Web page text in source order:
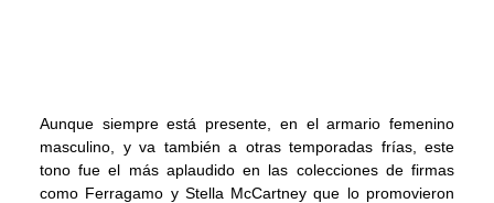
Aunque siempre está presente, en el armario femenino
masculino, y va también a otras temporadas frías, este
tono fue el más aplaudido en las colecciones de firmas
como Ferragamo y Stella McCartney que lo promovieron